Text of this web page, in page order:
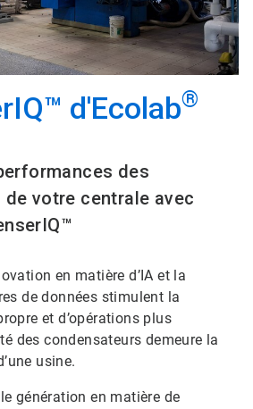
d'Ecolab®
des
votre centrale avec
en matière d’IA et la
de données stimulent la
et d’opérations plus
des condensateurs demeure la
usine.
génération en matière de